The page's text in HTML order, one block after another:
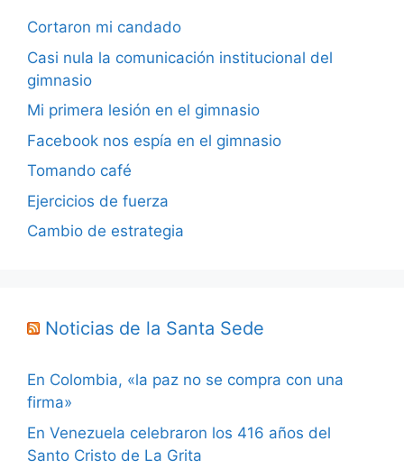
Cortaron mi candado
Casi nula la comunicación institucional del
gimnasio
Mi primera lesión en el gimnasio
Facebook nos espía en el gimnasio
Tomando café
Ejercicios de fuerza
Cambio de estrategia
Noticias de la Santa Sede
En Colombia, «la paz no se compra con una
firma»
En Venezuela celebraron los 416 años del
Santo Cristo de La Grita